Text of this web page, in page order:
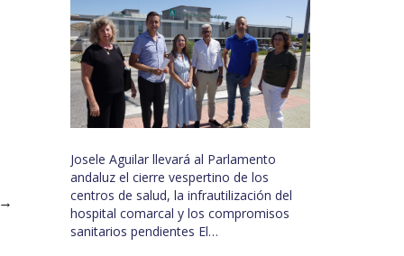
→
Josele Aguilar llevará al Parlamento
andaluz el cierre vespertino de los
centros de salud, la infrautilización del
hospital comarcal y los compromisos
sanitarios pendientes El…